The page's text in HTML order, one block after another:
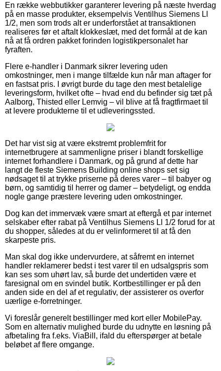
En række webbutikker garanterer levering på næste hverdag
på en masse produkter, eksempelvis Ventilhus Siemens Ll
1/2, men som trods alt er underforstået at transaktionen
realiseres før et aftalt klokkeslæt, med det formål at de kan
nå at få ordren pakket forinden logistikpersonalet har
fyraften.
Flere e-handler i Danmark sikrer levering uden
omkostninger, men i mange tilfælde kun når man aftager for
en fastsat pris. I øvrigt burde du tage den mest betalelige
leveringsform, hvilket ofte – hvad end du befinder sig tæt på
Aalborg, Thisted eller Lemvig – vil blive at få fragtfirmaet til
at levere produkterne til et udleveringssted.
Det har vist sig at være ekstremt problemfrit for
internetbrugere at sammenligne priser i blandt forskellige
internet forhandlere i Danmark, og på grund af dette har
langt de fleste Siemens Building online shops set sig
nødsaget til at trykke priserne på deres varer – til babyer og
børn, og samtidig til herrer og damer – betydeligt, og endda
nogle gange præstere levering uden omkostninger.
Dog kan det immervæk være smart at eftergå et par internet
selskaber efter rabat på Ventilhus Siemens Ll 1/2 forud for at
du shopper, således at du er velinformeret til at få den
skarpeste pris.
Man skal dog ikke undervurdere, at såfremt en internet
handler reklamerer bedst i test varer til en udsalgspris som
kan ses som uhørt lav, så burde det undertiden være et
faresignal om en svindel butik. Kortbestillinger er på den
anden side en del af et regulativ, der assisterer os overfor
uærlige e-forretninger.
Vi foreslår generelt bestillinger med kort eller MobilePay.
Som en alternativ mulighed burde du udnytte en løsning på
afbetaling fra f.eks. ViaBill, ifald du efterspørger at betale
beløbet af flere omgange.